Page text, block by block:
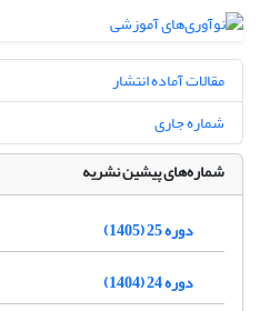
مقالات آماده انتشار
شماره جاری
شماره‌های پیشین نشریه
دوره 25 (1405)
دوره 24 (1404)